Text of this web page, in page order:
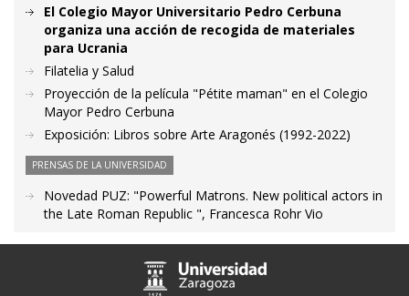
El Colegio Mayor Universitario Pedro Cerbuna
organiza una acción de recogida de materiales
para Ucrania
Filatelia y Salud
Proyección de la película "Pétite maman" en el Colegio
Mayor Pedro Cerbuna
Exposición: Libros sobre Arte Aragonés (1992-2022)
PRENSAS DE LA UNIVERSIDAD
Novedad PUZ: "Powerful Matrons. New political actors in
the Late Roman Republic ", Francesca Rohr Vio